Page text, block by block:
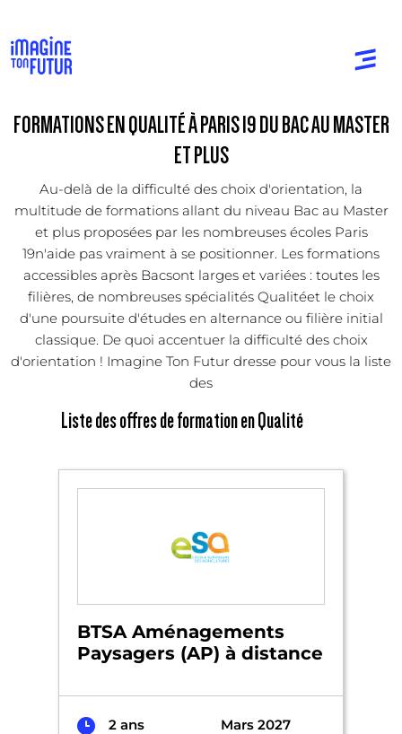
FORMATIONS EN QUALITÉ À PARIS 19 DU BAC AU MASTER
ET PLUS
Au-delà de la difficulté des choix d'orientation, la
multitude de formations allant du niveau Bac au Master
et plus proposées par les nombreuses écoles Paris
19n'aide pas vraiment à se positionner. Les formations
accessibles après Bacsont larges et variées : toutes les
filières, de nombreuses spécialités Qualitéet le choix
d'une poursuite d'études en alternance ou filière initial
classique. De quoi accentuer la difficulté des choix
d'orientation ! Imagine Ton Futur dresse pour vous la liste
des
Liste des offres de formation en Qualité
BTSA Aménagements
Paysagers (AP) à distance
2 ans
Mars 2027